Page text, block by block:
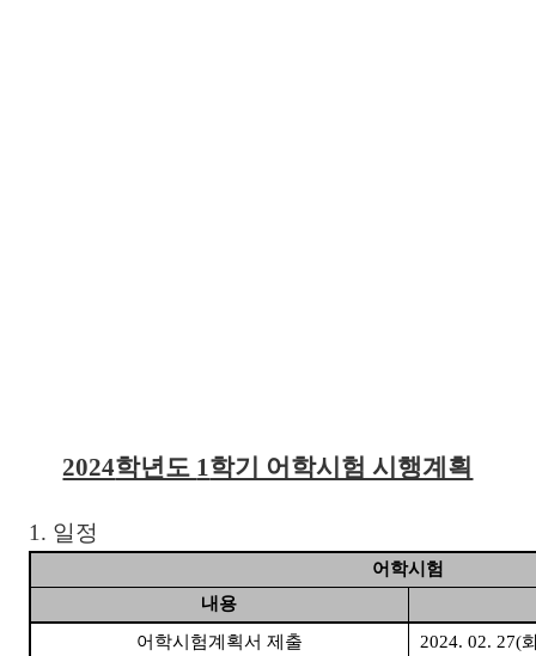
2024학년도 1학기 어학시험 시행계획
1. 일정
어학시험
내용
어학시험계획서 제출
2024. 02. 27(